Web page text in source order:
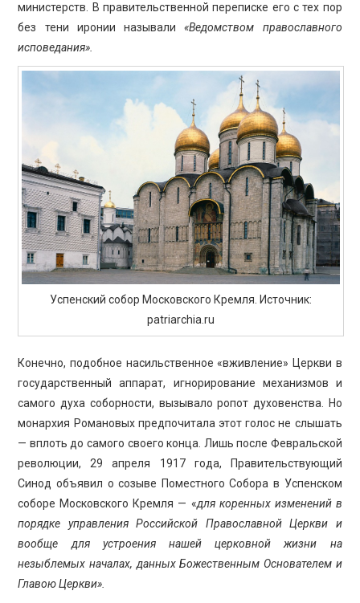
министерств. В правительственной переписке его с тех пор
без тени иронии называли«Ведомством православного
исповедания».
Успенский собор Московского Кремля. Источник:
patriarchia.ru
Конечно, подобное насильственное «вживление» Церкви в
государственный аппарат, игнорирование механизмов и
самого духа соборности, вызывало ропот духовенства. Но
монархия Романовых предпочитала этот голос не слышать
— вплоть до самого своего конца. Лишь после Февральской
революции, 29 апреля 1917 года, Правительствующий
Синод объявил о созыве Поместного Собора в Успенском
соборе Московского Кремля — «для коренных изменений в
порядке управления Российской Православной Церкви и
вообще для устроения нашей церковной жизни на
незыблемых началах, данных Божественным Основателем и
Главою Церкви».